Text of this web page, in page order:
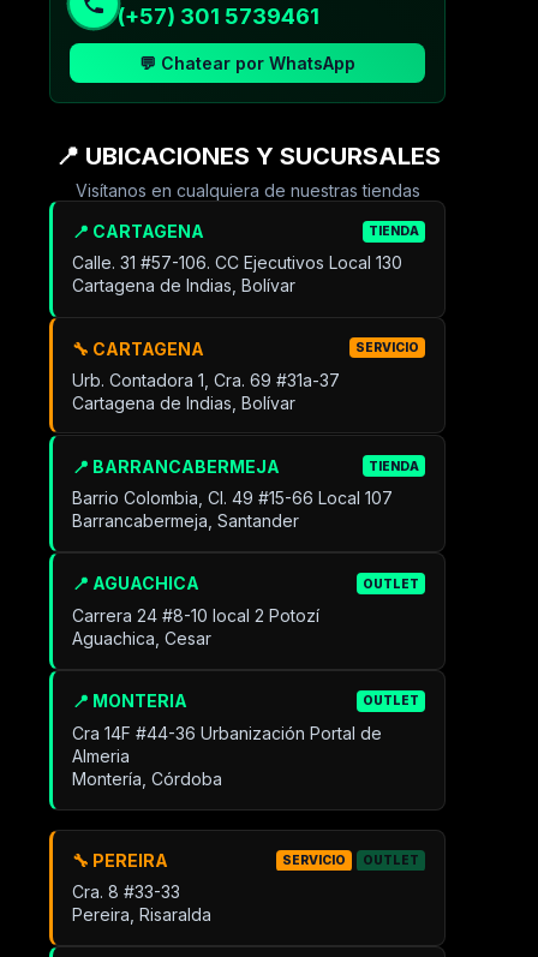
(+57) 301 5739461
💬 Chatear por WhatsApp
📍 UBICACIONES Y SUCURSALES
Visítanos en cualquiera de nuestras tiendas
📍 CARTAGENA TIENDA
Calle. 31 #57-106. CC Ejecutivos Local 130
Cartagena de Indias, Bolívar
🔧 CARTAGENA SERVICIO
Urb. Contadora 1, Cra. 69 #31a-37
Cartagena de Indias, Bolívar
📍 BARRANCABERMEJA TIENDA
Barrio Colombia, Cl. 49 #15-66 Local 107
Barrancabermeja, Santander
📍 AGUACHICA OUTLET
Carrera 24 #8-10 local 2 Potozí
Aguachica, Cesar
📍 MONTERIA OUTLET
Cra 14F #44-36 Urbanización Portal de
Almeria
Montería, Córdoba
🔧 PEREIRA SERVICIO OUTLET
Cra. 8 #33-33
Pereira, Risaralda